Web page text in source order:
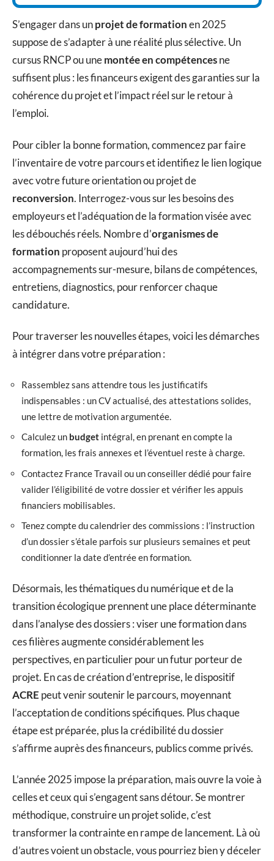
S’engager dans unprojet de formationen 2025
suppose de s’adapter à une réalité plus sélective. Un
cursus RNCP ou unemontée en compétencesne
suffisent plus : les financeurs exigent des garanties sur la
cohérence du projet et l’impact réel sur le retour à
l’emploi.
Pour cibler la bonne formation, commencez par faire
l’inventaire de votre parcours et identifiez le lien logique
avec votre future orientation ou projet de
reconversion. Interrogez-vous sur les besoins des
employeurs et l’adéquation de la formation visée avec
les débouchés réels. Nombre d’organismes de
formation proposent aujourd’hui des
accompagnements sur-mesure, bilans de compétences,
entretiens, diagnostics, pour renforcer chaque
candidature.
Pour traverser les nouvelles étapes, voici les démarches
à intégrer dans votre préparation :
Rassemblez sans attendre tous les justificatifs
indispensables : un CV actualisé, des attestations solides,
une lettre de motivation argumentée.
Calculez un budget intégral, en prenant en compte la
formation, les frais annexes et l’éventuel reste à charge.
Contactez France Travail ou un conseiller dédié pour faire
valider l’éligibilité de votre dossier et vérifier les appuis
financiers mobilisables.
Tenez compte du calendrier des commissions : l’instruction
d’un dossier s’étale parfois sur plusieurs semaines et peut
conditionner la date d’entrée en formation.
Désormais, les thématiques du numérique et de la
transition écologique prennent une place déterminante
dans l’analyse des dossiers : viser une formation dans
ces filières augmente considérablement les
perspectives, en particulier pour un futur porteur de
projet. En cas de création d’entreprise, le dispositif
ACRE peut venir soutenir le parcours, moyennant
l’acceptation de conditions spécifiques. Plus chaque
étape est préparée, plus la crédibilité du dossier
s’affirme auprès des financeurs, publics comme privés.
L’année 2025 impose la préparation, mais ouvre la voie à
celles et ceux qui s’engagent sans détour. Se montrer
méthodique, construire un projet solide, c’est
transformer la contrainte en rampe de lancement. Là où
d’autres voient un obstacle, vous pourriez bien y déceler